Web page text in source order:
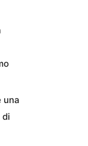
una
di